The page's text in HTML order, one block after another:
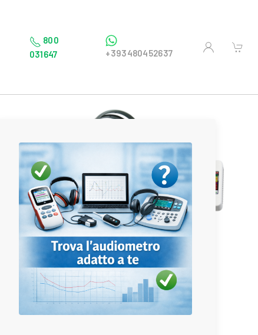
800
031647
+393480452637